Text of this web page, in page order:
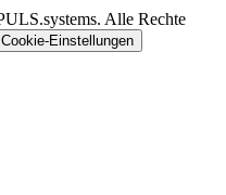
Alle Rechte
Cookie-Einstellungen